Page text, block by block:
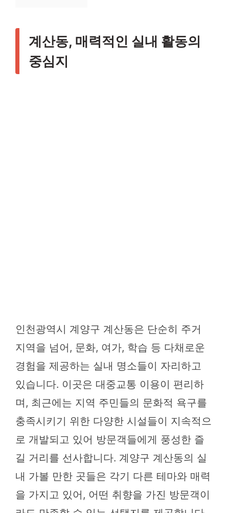
계산동, 매력적인 실내 활동의
중심지
인천광역시 계양구 계산동은 단순히 주거
지역을 넘어, 문화, 여가, 학습 등 다채로운
경험을 제공하는 실내 명소들이 자리하고
있습니다. 이곳은 대중교통 이용이 편리하
며, 최근에는 지역 주민들의 문화적 욕구를
충족시키기 위한 다양한 시설들이 지속적으
로 개발되고 있어 방문객들에게 풍성한 즐
길 거리를 선사합니다. 계양구 계산동의 실
내 가볼 만한 곳들은 각기 다른 테마와 매력
을 가지고 있어, 어떤 취향을 가진 방문객이